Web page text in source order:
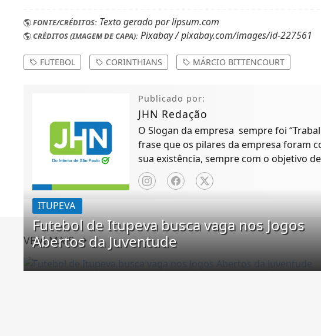
FONTE/CRÉDITOS: Texto gerado por lipsum.com
CRÉDITOS (IMAGEM DE CAPA): Pixabay / pixabay.com/images/id-227561
FUTEBOL CORINTHIANS MÁRCIO BITTENCOURT
Publicado por:
JHN Redação
O Slogan da empresa sempre foi
frase que os pilares da empresa foram
sua existência, sempre com o objetivo
clara e objetiva possível.
VEJA MAIS
ITUPEVA
Futebol de Itupeva busca vaga nos Jogos
Abertos da Juventude